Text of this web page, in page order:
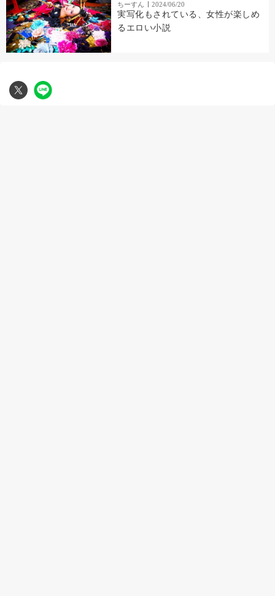
ちーすん 2024/06/20
実写化もされている、女性が楽しめ
るエロい小説